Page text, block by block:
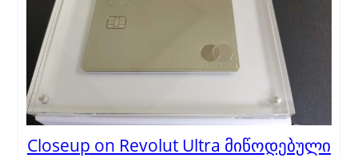
Closeup on Revolut Ultra მიწოდებული